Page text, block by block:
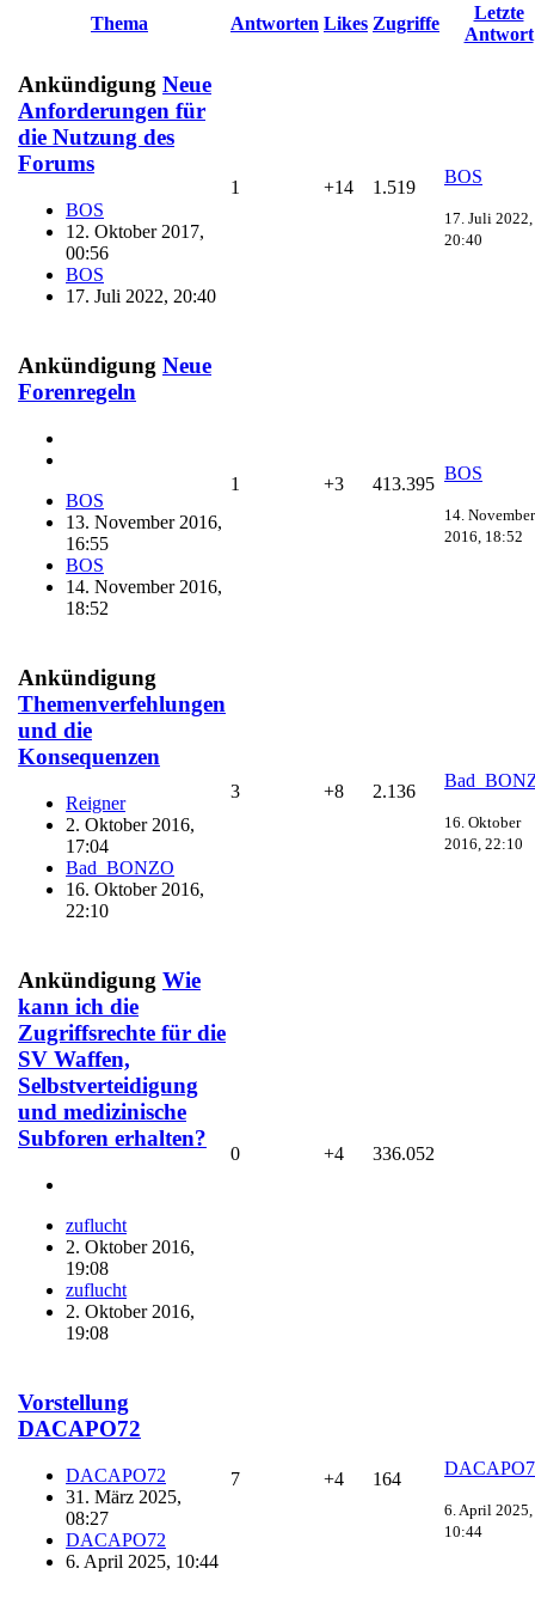
Thema Antworten Likes Zugriffe
Letzte
Antwort
Ankündigung Neue
Anforderungen für
die Nutzung des
Forums
BOS
12. Oktober 2017,
00:56
BOS
17. Juli 2022, 20:40
1 +14 1.519
BOS
17. Juli 2022,
20:40
Ankündigung Neue
Forenregeln
BOS
13. November 2016,
16:55
BOS
14. November 2016,
18:52
1 +3 413.395
BOS
14. November
2016, 18:52
Ankündigung
Themenverfehlungen
und die
Konsequenzen
Reigner
2. Oktober 2016,
17:04
Bad_BONZO
16. Oktober 2016,
22:10
3 +8 2.136
16. Oktober
2016, 22:10
Ankündigung Wie
kann ich die
Zugriffsrechte für die
SV Waffen,
Selbstverteidigung
und medizinische
Subforen erhalten?
zuflucht
2. Oktober 2016,
19:08
zuflucht
2. Oktober 2016,
19:08
0 +4 336.052
Vorstellung
DACAPO72
DACAPO72
31. März 2025,
08:27
DACAPO72
6. April 2025, 10:44
7 +4 164
6. April 2025,
10:44